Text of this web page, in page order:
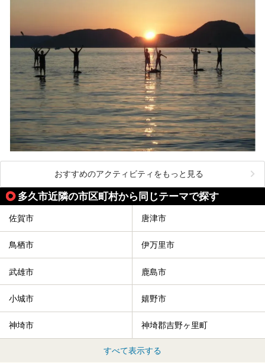
おすすめのアクティビティをもっと見る
多久市近隣の市区町村から同じテーマで探す
佐賀市 唐津市
鳥栖市 伊万里市
武雄市 鹿島市
小城市 嬉野市
神埼市 神埼郡吉野ヶ里町
すべて表示する